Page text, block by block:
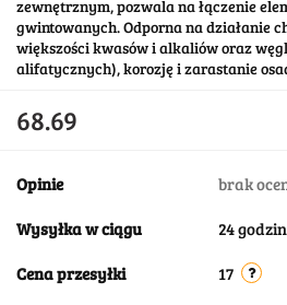
zewnętrznym, pozwala na łączenie
gwintowanych. Odporna na działanie
większości kwasów i alkaliów oraz
alifatycznych), korozję i zarastanie
68.69
Opinie brak
Wysyłka w ciągu 24
Cena przesyłki 17